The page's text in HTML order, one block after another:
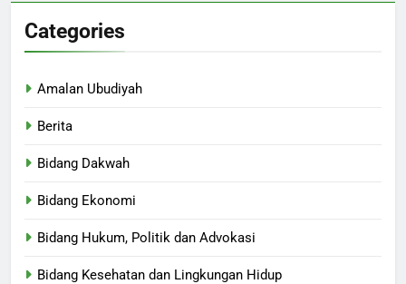
Categories
Amalan Ubudiyah
Berita
Bidang Dakwah
Bidang Ekonomi
Bidang Hukum, Politik dan Advokasi
Bidang Kesehatan dan Lingkungan Hidup